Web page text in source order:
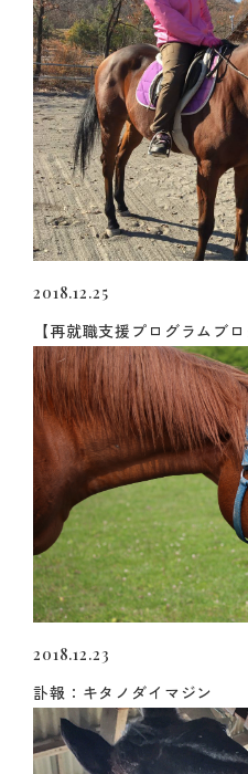
2018.12.25
【再就職支援プログラムブ
2018.12.23
訃報：キタノダイマジン